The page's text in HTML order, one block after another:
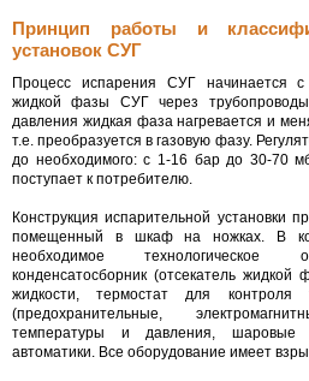
Принцип работы и
установок СУГ
Процесс испарения СУГ начинается
жидкой фазы СУГ через
давления жидкая фаза нагревается и
т.е. преобразуется в газовую фазу.
до необходимого: с 1-16 бар до 30-70
поступает к потребителю.
Конструкция испарительной установки
помещенный в шкаф на ножках. В
необходимое технологическое
конденсатосборник (отсекатель жидкой
жидкости, термостат для контроля
(предохранительные,
температуры и давления, шаровые
автоматики. Все оборудование имеет